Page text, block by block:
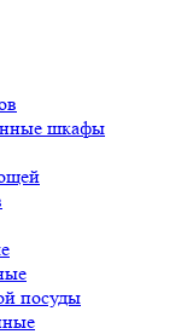
шкафы
посуды